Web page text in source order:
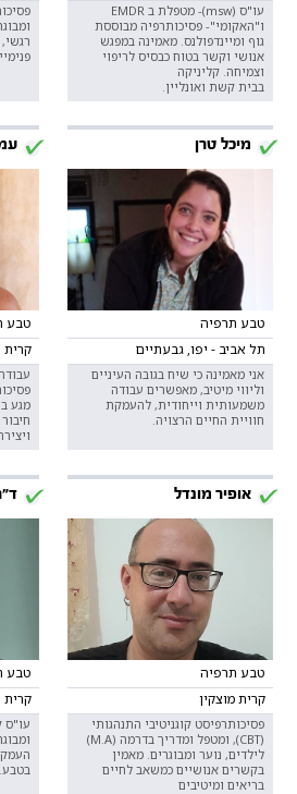
עו"ס (msw)- מטפלת ב EMDR
ו"האקומי"- פסיכותרפיה מבוססת
גוף ומיינדפולנס. מאמינה במפגש
אנושי וקשר בטוח כבסיס לריפוי
וצמיחה. קליניקה
בבית קשת ואונליין.
מיכל טרן
טבע תרפיה
תל אביב - יפו, גבעתיים
אני מאמינה כי שיח בגובה העיניים
וליווי מיטיב, מאפשרים עבודה
משמעותית וייחודית, להעמקת
חוויית החיים הרצויה.
טבע
קרית
מגע
אופיר מונדל
טבע תרפיה
קרית מוצקין
פסיכותרפיסט קוגניטיבי התנהגותי
(CBT), ומטפל ומדריך בדרמה (M.A)
לילדים, נוער ומבוגרים. מאמין
בקשרים אנושיים כמשאב לחיים
בריאים ומיטיבים
טבע
עו"ס
בטבע.